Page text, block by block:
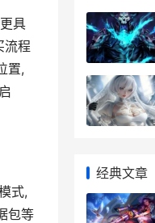
具
流程
置,
式,
包等
经典文章